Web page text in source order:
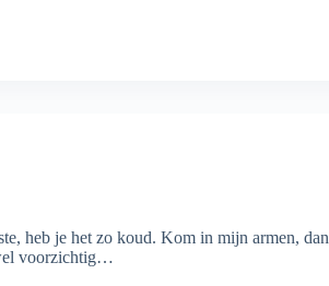
heb je het zo koud. Kom in mijn armen, dan
voorzichtig…